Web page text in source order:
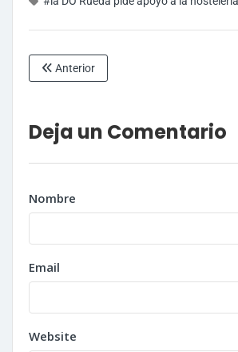
Anterior
Deja un Comentario
Nombre
Email
Website